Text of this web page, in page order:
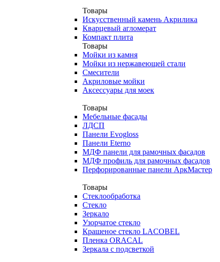
Товары
Искусственный камень Акрилика
Кварцевый агломерат
Компакт плита
Товары
Мойки из камня
Мойки из нержавеющей стали
Смесители
Акриловые мойки
Аксессуары для моек
Товары
Мебельные фасады
ЛДСП
Панели Evogloss
Панели Eterno
МДФ панели для рамочных фасадов
МДФ профиль для рамочных фасадов
Перфорированные панели АркМастер
Товары
Стеклообработка
Стекло
Зеркало
Узорчатое стекло
Крашеное стекло LACOBEL
Пленка ORACAL
Зеркала с подсветкой